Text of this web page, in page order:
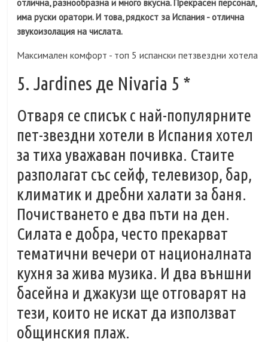
отлична, разнообразна и много вкусна. Прекрасен персонал,
има руски оратори. И това, рядкост за Испания - отлична
звукоизолация на числата.
Максимален комфорт - топ 5 испански петзвездни хотела
5. Jardines де Nivaria 5 *
Отваря се списък с най-популярните
пет-звездни хотели в Испания хотел
за тиха уважаван почивка. Стаите
разполагат със сейф, телевизор, бар,
климатик и дребни халати за баня.
Почистването е два пъти на ден.
Силата е добра, често прекарват
тематични вечери от националната
кухня за жива музика. И два външни
басейна и джакузи ще отговарят на
тези, които не искат да използват
общинския плаж.